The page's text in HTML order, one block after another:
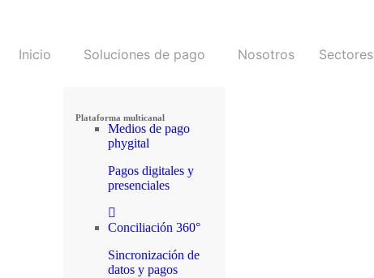
Inicio Soluciones de pago
Plataforma multicanal
Medios de pago
phygital
Pagos digitales y
presenciales
Conciliación 360°
Sincronización de
datos y pagos
Nosotros Sectores